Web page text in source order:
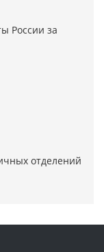
России за
отделений